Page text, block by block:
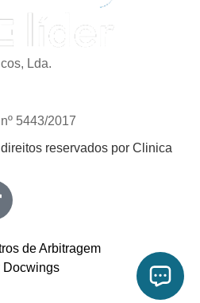
Lda.
5443/2017
reservados por Clinica
de Arbitragem
Docwings